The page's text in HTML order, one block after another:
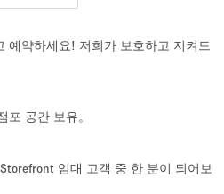
5000+ sq ft
예약하세요! 저희가 보호하고 지켜드
포 공간 보유。
임대 고객 중 한 분이 되어보